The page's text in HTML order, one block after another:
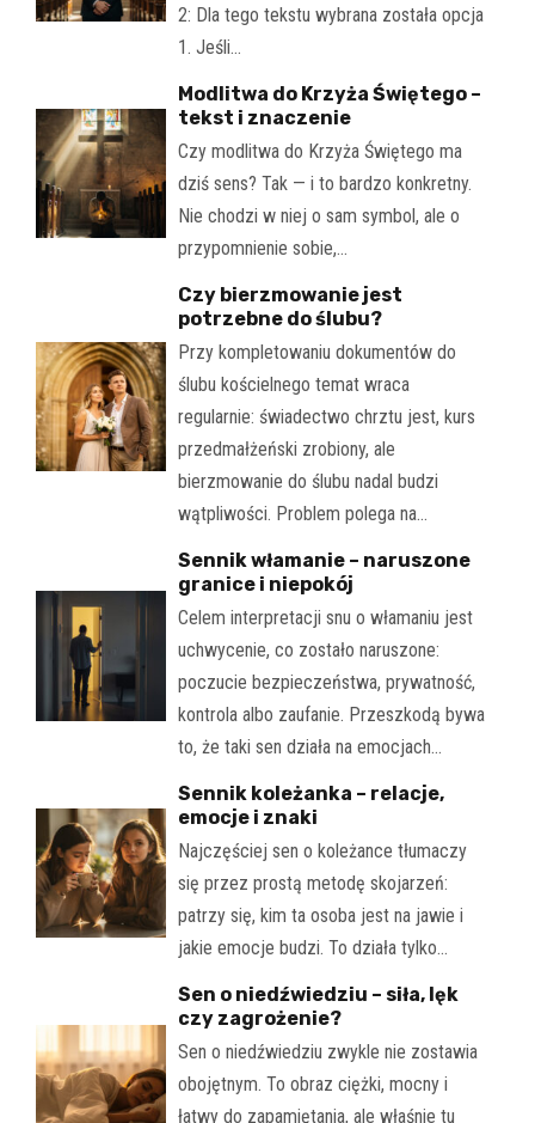
2: Dla tego tekstu wybrana została opcja
1. Jeśli…
Modlitwa do Krzyża Świętego –
tekst i znaczenie
Czy modlitwa do Krzyża Świętego ma
dziś sens? Tak — i to bardzo konkretny.
Nie chodzi w niej o sam symbol, ale o
przypomnienie sobie,…
Czy bierzmowanie jest
potrzebne do ślubu?
Przy kompletowaniu dokumentów do
ślubu kościelnego temat wraca
regularnie: świadectwo chrztu jest, kurs
przedmałżeński zrobiony, ale
bierzmowanie do ślubu nadal budzi
wątpliwości. Problem polega na…
Sennik włamanie – naruszone
granice i niepokój
Celem interpretacji snu o włamaniu jest
uchwycenie, co zostało naruszone:
poczucie bezpieczeństwa, prywatność,
kontrola albo zaufanie. Przeszkodą bywa
to, że taki sen działa na emocjach…
Sennik koleżanka – relacje,
emocje i znaki
Najczęściej sen o koleżance tłumaczy
się przez prostą metodę skojarzeń:
patrzy się, kim ta osoba jest na jawie i
jakie emocje budzi. To działa tylko…
Sen o niedźwiedziu – siła, lęk
czy zagrożenie?
Sen o niedźwiedziu zwykle nie zostawia
obojętnym. To obraz ciężki, mocny i
łatwy do zapamiętania, ale właśnie tu